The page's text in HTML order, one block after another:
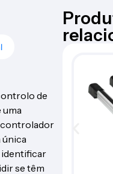
de
uma
controlador
única
identificar
se têm